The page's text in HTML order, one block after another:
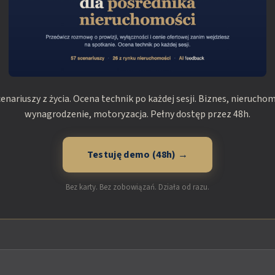
z życia. Ocena technik po każdej sesji. Biznes,
wynagrodzenie, motoryzacja. Pełny dostęp przez 48h.
Testuję demo (48h) →
Bez karty. Bez zobowiązań. Działa od razu.